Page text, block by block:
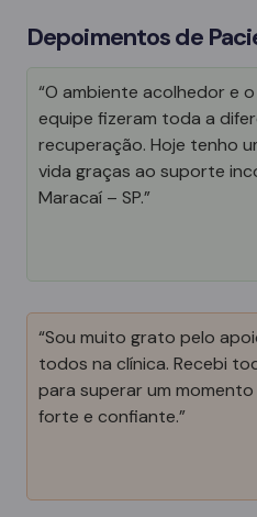
Depoimentos de
“O ambiente acolhedor e
equipe fizeram toda a
recuperação. Hoje tenho
vida graças ao suporte
Maracaí – SP.”
“Sou muito grato pelo
todos na clínica. Recebi
para superar um
forte e confiante.”